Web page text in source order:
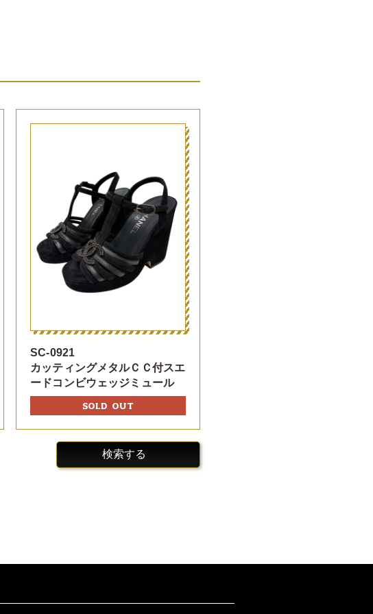
SC-0921
カッティングメタルＣＣ付スエ
ードコンビウェッジミュール
SOLD OUT
検索する